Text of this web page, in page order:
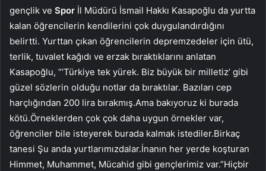
gençlik ve Spor İl Müdürü İsmail Hakkı Kasapoğlu da yurtta
kalan öğrencilerin kendilerini çok duygulandırdığını
belirtti. Yurttan çıkan öğrencilerin depremzedeler için ütü,
terlik, tuvalet kağıdı ve erzak bıraktıklarını anlatan
Kasapoğlu, “‘Türkiye tek yürek. Biz büyük bir milletiz’ gibi
güzel sözlerin olduğu notlar da bıraktılar. Bazıları cep
harçlığından 200 lira bırakmış.Ama bakıyoruz ki burada
kötü.Örneklerden çok çok daha uygun örnekler var,
öğrenciler bile isteyerek burada kalmak istediler.Birkaç
tanesi Şu anda yurtlarımızdalar.İnanın her yerde koşturan
Himmet, Muhammet, Mücahid gibi gençlerimiz var.”Hiçbir